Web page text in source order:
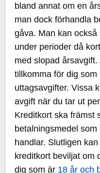
bland annat om en
man dock förhandla
gåva. Man kan
under perioder då
med slopad
tillkomma för dig
uttagsavgifter. Vissa
avgift när du tar ut
Kreditkort ska främst
betalningsmedel
handlar. Slutligen
kreditkort beviljat om
dig som är 18 år och